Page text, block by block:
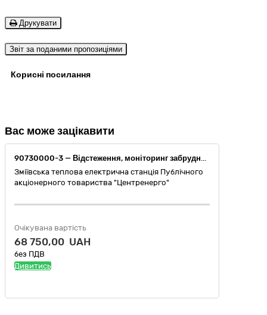
Друкувати
Звіт за поданими пропозиціями
Корисні посилання
Вас може зацікавити
90730000-3 — Відстеження, моніторинг забруднень і відновлення (Контроль підземних (грунтових) та поверхневих вод в районі розміщення Зміївської ТЕС з метою визначення впливу діяльності підприємства)
Зміївська теплова електрична станція Публічного
акціонерного товариства "Центренерго"
Очікувана вартість
68 750,00 UAH
без ПДВ
Дивитись